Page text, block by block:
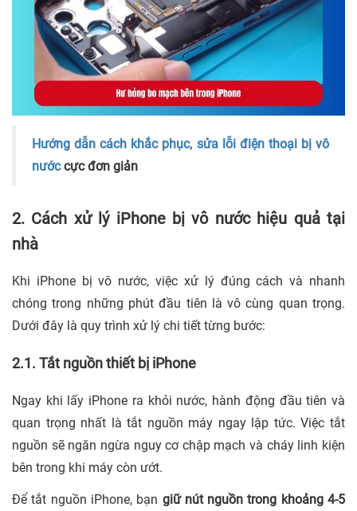
Hướng dẫn cách khắc phục, sửa lỗi điện thoại bị vô
nướccực đơn giản
2. Cách xử lý iPhone bị vô nước hiệu quả tại
nhà
Khi iPhone bị vô nước, việc xử lý đúng cách và nhanh
chóng trong những phút đầu tiên là vô cùng quan trọng.
Dưới đây là quy trình xử lý chi tiết từng bước:
2.1. Tắt nguồn thiết bị iPhone
Ngay khi lấy iPhone ra khỏi nước, hành động đầu tiên và
quan trọng nhất là tắt nguồn máy ngay lập tức. Việc tắt
nguồn sẽ ngăn ngừa nguy cơ chập mạch và cháy linh kiện
bên trong khi máy còn ướt.
Để tắt nguồn iPhone, bạn giữ nút nguồn trong khoảng 4-5